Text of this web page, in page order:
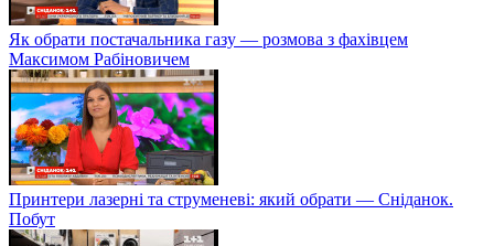
Як обрати постачальника газу — розмова з фахівцем
Максимом Рабіновичем
Принтери лазерні та струменеві: який обрати — Сніданок.
Побут